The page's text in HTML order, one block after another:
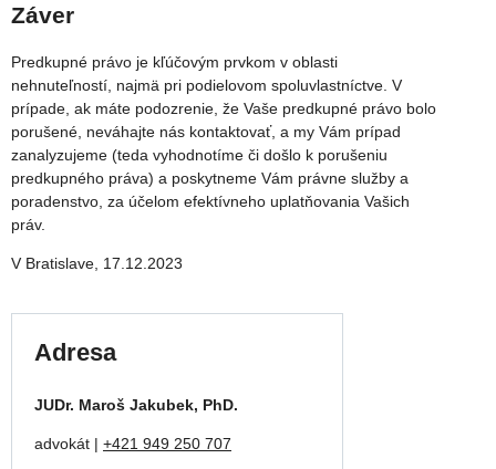
Záver
Predkupné právo je kľúčovým prvkom v oblasti
nehnuteľností, najmä pri podielovom spoluvlastníctve. V
prípade, ak máte podozrenie, že Vaše predkupné právo bolo
porušené, neváhajte nás kontaktovať, a my Vám prípad
zanalyzujeme (teda vyhodnotíme či došlo k porušeniu
predkupného práva) a poskytneme Vám právne služby a
poradenstvo, za účelom efektívneho uplatňovania Vašich
práv.
V Bratislave, 17.12.2023
Adresa
JUDr. Maroš Jakubek, PhD.
advokát | +421 949 250 707